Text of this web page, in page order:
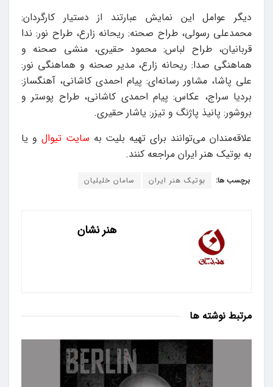
دیگر عوامل این نمایش عبارتند از دستیار کارگردان:
محمدعلی رسولی، طراح صحنه: ریحانه زارع، طراح نور: ندا
قربانیان، طراح لباس: محمود حقیری، منشی صحنه و
هماهنگی صدا: ریحانه زارع، مدیر صحنه و هماهنگی نور:
علی پاشا، مشاور رسانه‌ای: پیام احمدی کاشانی، آهنگساز:
بردیا سراج، عکاس: پیام احمدی کاشانی، طراح پوستر و
بروشور: پانیذ پاژنگ و تیزر: یاشار حقیری.
علاقه‌مندان می‌توانند برای تهیه بلیت به سایت تیوال و یا
به بوتیک هنر ایران مراجعه کنند.
برچسب ها: بوتیک هنر ایران سامان خلیلیان
هنر نشان
مرتبط نوشته ها